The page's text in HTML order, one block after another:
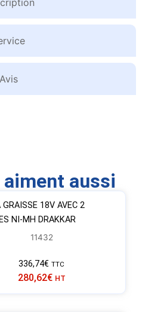
Avis
aussi
18V AVEC 2
NI-MH DRAKKAR
11432
336,74€ TTC
280,62€ HT